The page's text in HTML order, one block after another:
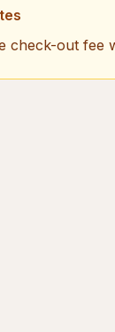
check-out